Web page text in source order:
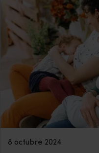
8 octubre 2024